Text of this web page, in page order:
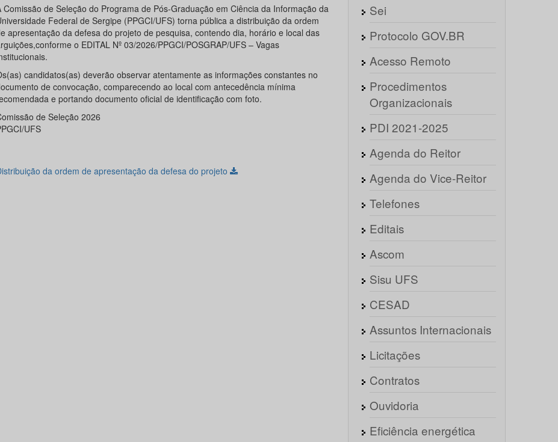
Comissão de Seleção do Programa de Pós-Graduação em Ciência da Informação da
Federal de Sergipe (PPGCI/UFS) torna pública a distribuição da ordem
apresentação da defesa do projeto de pesquisa, contendo dia, horário e local das
o EDITAL Nº 03/2026/PPGCI/POSGRAP/UFS – Vagas
candidatos(as) deverão observar atentamente as informações constantes no
de convocação, comparecendo ao local com antecedência mínima
e portando documento oficial de identificação com foto.
de Seleção 2026
UFS
da ordem de apresentação da defesa do projeto
Sei
Protocolo GOV.BR
Acesso Remoto
Procedimentos
Organizacionais
PDI 2021-2025
Agenda do Reitor
Agenda do Vice-Reitor
Telefones
Editais
Ascom
Sisu UFS
CESAD
Assuntos Internacionais
Licitações
Contratos
Ouvidoria
Eficiência energética